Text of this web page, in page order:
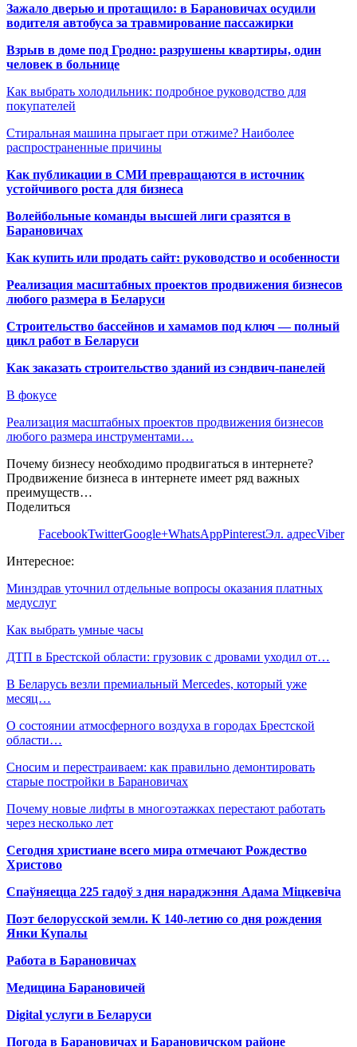
Зажало дверью и протащило: в Барановичах осудили
водителя автобуса за травмирование пассажирки
Взрыв в доме под Гродно: разрушены квартиры, один
человек в больнице
Как выбрать холодильник: подробное руководство для
покупателей
Стиральная машина прыгает при отжиме? Наиболее
распространенные причины
Как публикации в СМИ превращаются в источник
устойчивого роста для бизнеса
Волейбольные команды высшей лиги сразятся в
Барановичах
Как купить или продать сайт: руководство и особенности
Реализация масштабных проектов продвижения бизнесов
любого размера в Беларуси
Строительство бассейнов и хамамов под ключ — полный
цикл работ в Беларуси
Как заказать строительство зданий из сэндвич-панелей
В фокусе
Реализация масштабных проектов продвижения бизнесов
любого размера инструментами…
Почему бизнесу необходимо продвигаться в интернете?
Продвижение бизнеса в интернете имеет ряд важных
преимуществ…
Поделиться
FacebookTwitterGoogle+WhatsAppPinterestЭл. адресViber
Интересное:
Минздрав уточнил отдельные вопросы оказания платных
медуслуг
Как выбрать умные часы
ДТП в Брестской области: грузовик с дровами уходил от…
В Беларусь везли премиальный Mercedes, который уже
месяц…
О состоянии атмосферного воздуха в городах Брестской
области…
Сносим и перестраиваем: как правильно демонтировать
старые постройки в Барановичах
Почему новые лифты в многоэтажках перестают работать
через несколько лет
Сегодня христиане всего мира отмечают Рождество
Христово
Спаўняецца 225 гадоў з дня нараджэння Адама Міцкевіча
Поэт белорусской земли. К 140-летию со дня рождения
Янки Купалы
Работа в Барановичах
Медицина Барановичей
Digital услуги в Беларуси
Погода в Барановичах и Барановичском районе